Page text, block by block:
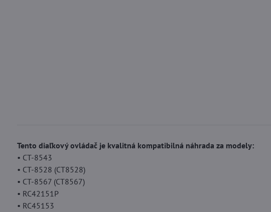
Tento diaľkový ovládač je kvalitná kompatibilná náhrada za modely:
• CT-8543
• CT-8528 (CT8528)
• CT-8567 (CT8567)
• RC42151P
• RC45153